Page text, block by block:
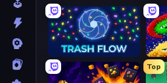
Trash Flow
Top